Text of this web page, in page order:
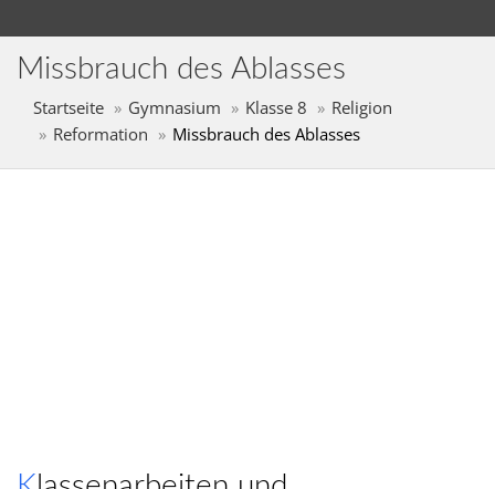
Missbrauch des Ablasses
Startseite Gymnasium Klasse 8
Religion
Reformation
Missbrauch des Ablasses